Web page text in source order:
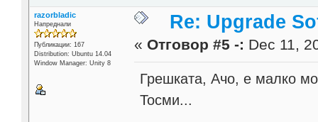
razorbladic
Напреднали
Публикации: 167
Distribution: Ubuntu 14.04
Window Manager: Unity 8
Re: Upgrade
« Отговор #5 -: Dec 11,
Грешката, Ачо, е малко
Тосми...